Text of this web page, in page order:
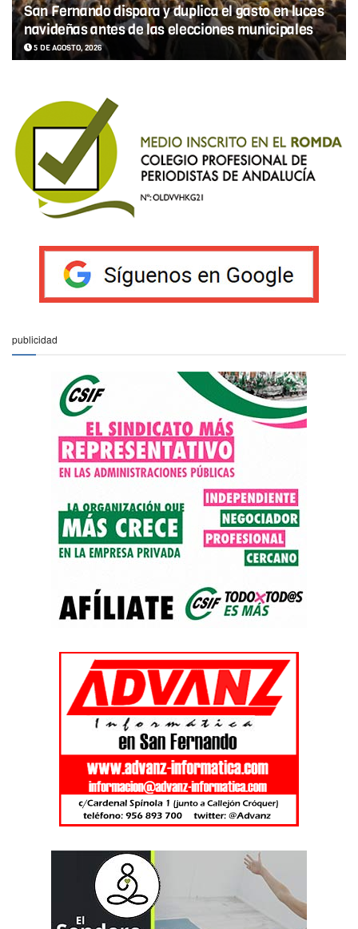
San Fernando dispara y duplica el gasto en luces
navideñas antes de las elecciones municipales
5 DE AGOSTO, 2026
publicidad